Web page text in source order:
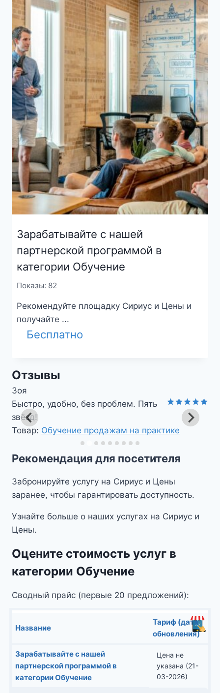
Зарабатывайте с нашей
партнерской программой в
категории Обучение
Показы: 82
Рекомендуйте площадку Сириус и Цены и
получайте ...
Бесплатно
Отзывы
Николай
Оценка5
из 5
Чувствуется забота о клиенте.
Товар:
Рекомендация для посетителя
Забронируйте услугу на Сириус и Цены
заранее, чтобы гарантировать доступность.
Узнайте больше о наших услугах на Сириус и
Цены.
Оцените стоимость услуг в
категории Обучение
Сводный прайс (первые 20 предложений):
Название
Тариф (дата
обновления)
Зарабатывайте с нашей
партнерской программой в
категории Обучение
Цена не
указана (21-
03-2026)